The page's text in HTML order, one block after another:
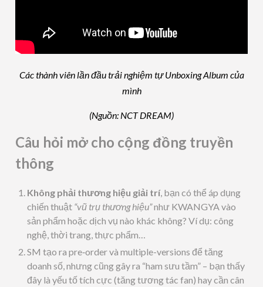
Các thành viên lần đầu trải nghiệm tự Unboxing Album của
mình
(Nguồn: NCT DREAM)
Câu hỏi mở cho cộng đồng truyền
thông
Không phải thương hiệu giải trí, bạn có thể áp dụng
chiến thuật “vũ trụ thương hiệu”như KWANGYA vào
sản phẩm hoặc dịch vụ nào khác không? Ví dụ: công
nghệ, thời trang, thực phẩm…
SM tạo ra pre‑order và multiple-versions để tăng
doanh số, nhưng cũng gây ra “ham sưu tầm” – bạn thấy
đây là yếu tố tích cực (tăng tương tác fan) hay cần cân